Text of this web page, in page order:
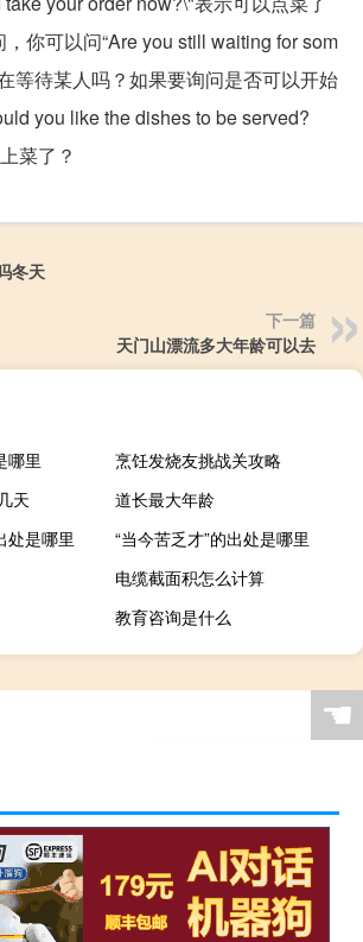
你可以问“Are you still waiting for som
等待某人吗？如果要询问是否可以开始
you like the dishes to be served?
菜了？
冬天
下一篇
天门山漂流多大年龄可以去
哪里
烹饪发烧友挑战关攻略
天
道长最大年龄
处是哪里
“当今苦乏才”的出处是哪里
电缆截面积怎么计算
教育咨询是什么
☚